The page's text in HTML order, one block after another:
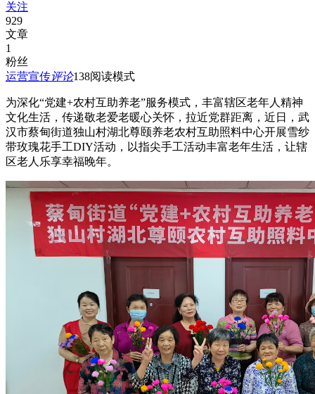
关注
929
文章
1
粉丝
运营宣传评论138阅读模式
为深化“党建+农村互助养老”服务模式，丰富辖区老年人精神
文化生活，传递敬老爱老暖心关怀，拉近党群距离，近日，武
汉市蔡甸街道独山村湖北尊颐养老农村互助照料中心开展雪纱
带玫瑰花手工DIY活动，以指尖手工活动丰富老年生活，让辖
区老人乐享幸福晚年。